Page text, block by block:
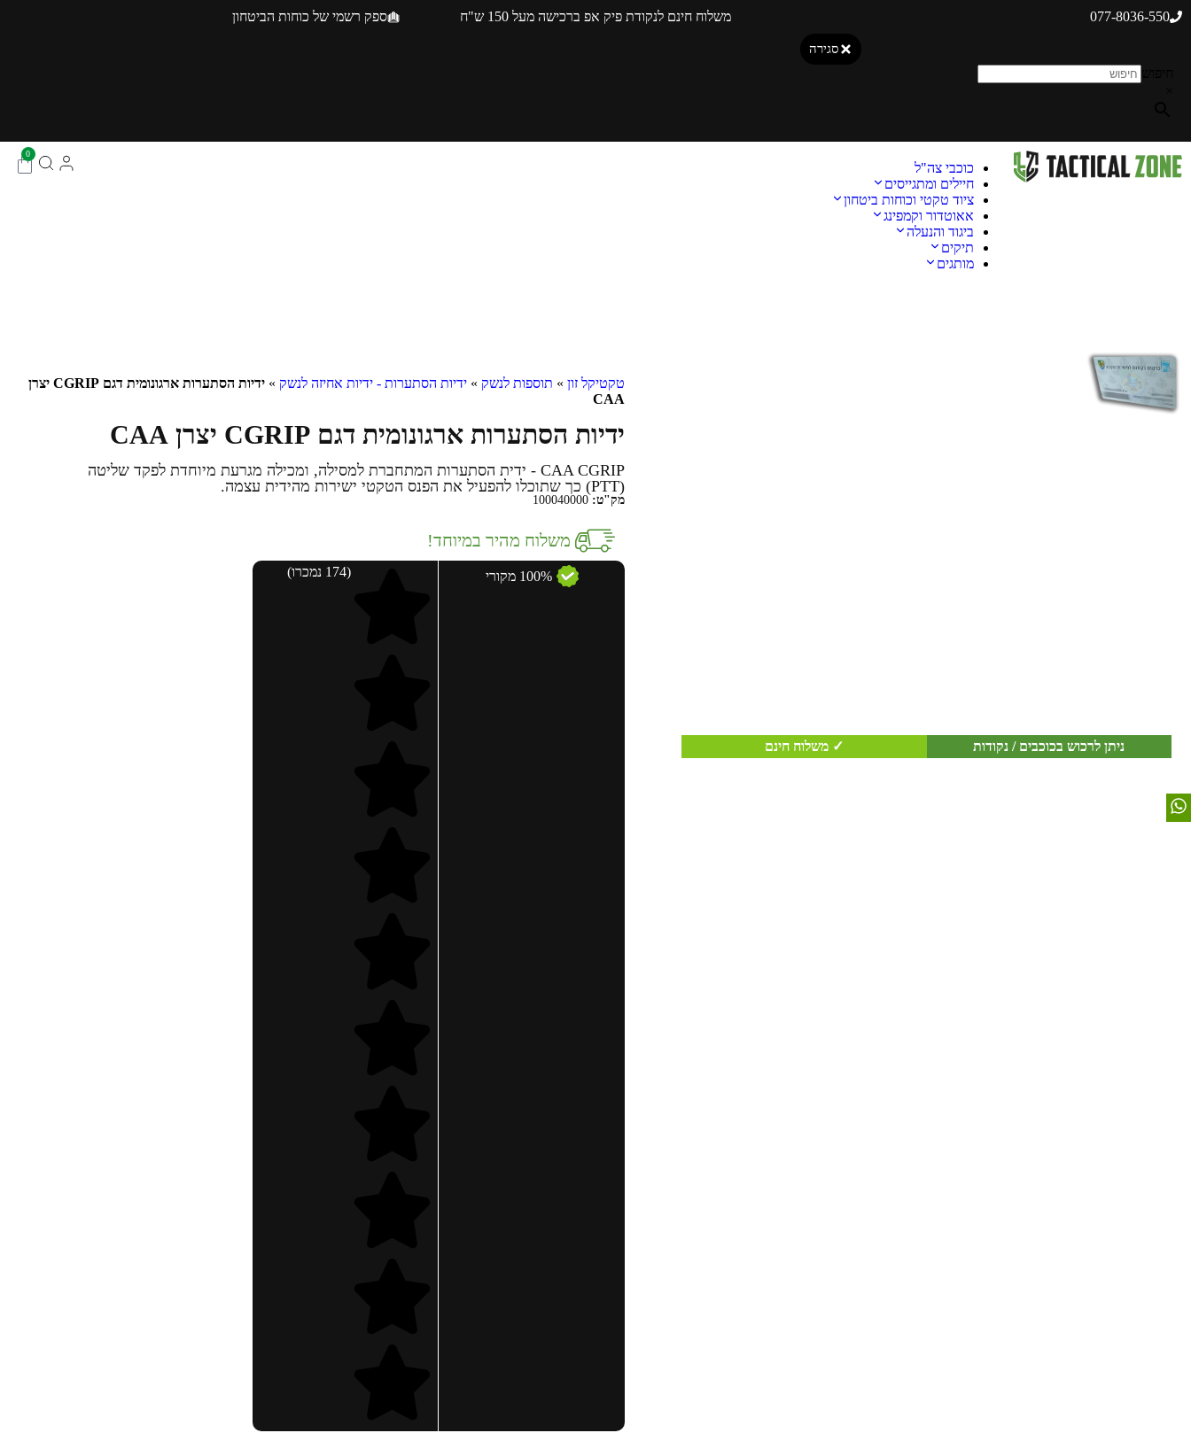
077-8036-550 משלוח חינם לנקודת פיק אפ ברכישה מעל 150 ש"ח ספק רשמי של כוחות הביטחון
סגירה
כוכבי צה"ל
חיילים ומתגייסים
ציוד טקטי וכוחות ביטחון
אאוטדור וקמפינג
ביגוד והנעלה
תיקים
מותגים
0
מבצע!
ניתן לרכוש בכוכבים / נקודות ✓ משלוח חינם
טקטיקל זון » תוספות לנשק » ידיות הסתערות - ידיות אחיזה לנשק »
ידיות הסתערות ארגונומית דגם CGRIP יצרן
CAA
ידיות הסתערות ארגונומית דגם CGRIP יצרן CAA
CAA CGRIP - ידית הסתערות המתחברת למסילה, ומכילה מגרעת מיוחדת לפקד שליטה
(PTT) כך שתוכלו להפעיל את הפנס הטקטי ישירות מהידית עצמה.
מק"ט:
משלוח מהיר במיוחד!
100% מקורי (174 נמכרו)